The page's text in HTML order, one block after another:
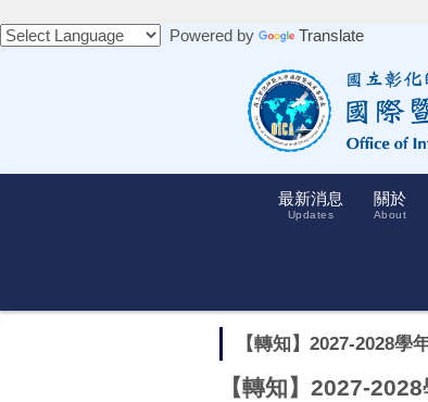
到
Powered by
Translate
最新消息
Updates
關於
About
【轉知】2027-2028
【轉知】2027-